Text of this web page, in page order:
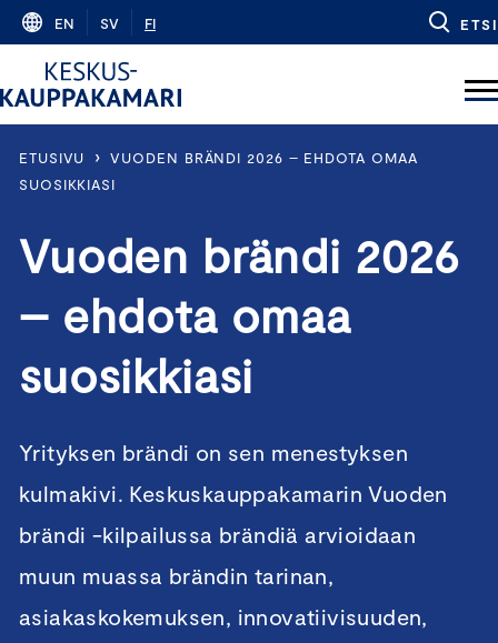
Skip
content
EN SV FI ETSI
ETUSIVU › VUODEN BRÄNDI 2026 – EHDOTA OMAA
SUOSIKKIASI
Vuoden brändi 2026
– ehdota omaa
suosikkiasi
Yrityksen brändi on sen menestyksen
kulmakivi. Keskuskauppakamarin Vuoden
brändi -kilpailussa brändiä arvioidaan
muun muassa brändin tarinan,
asiakaskokemuksen, innovatiivisuuden,